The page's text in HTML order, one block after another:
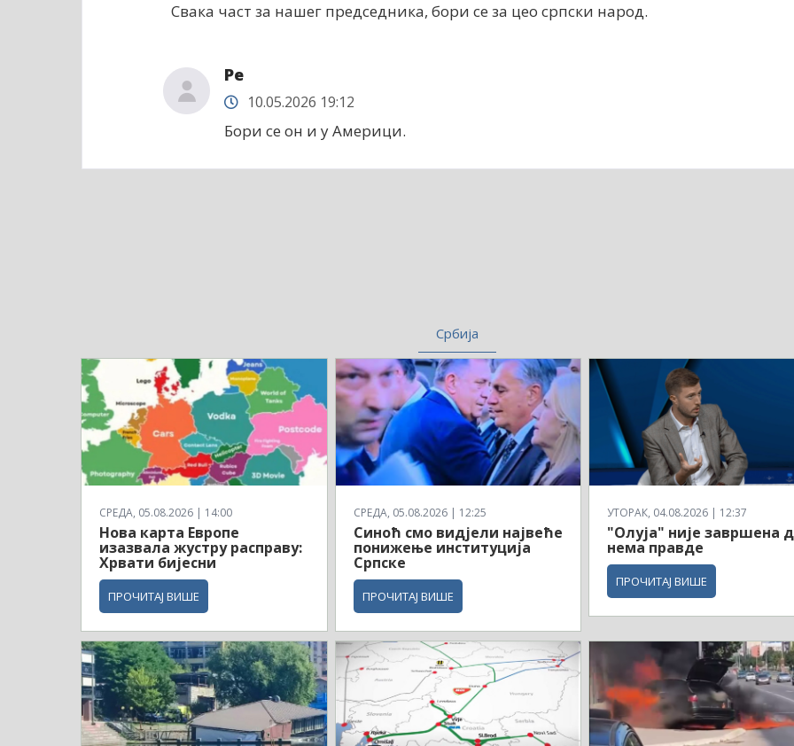
Свака част за нашег председника, бори се за цео српски народ.
Ре
10.05.2026 19:12
Бори се он и у Америци.
Србија
СРЕДА, 05.08.2026 | 14:00
Нова карта Европе
изазвала жустру расправу:
Хрвати бијесни
ПРОЧИТАЈ ВИШЕ
СРЕДА, 05.08.2026 | 12:25
Синоћ смо видјели највеће
понижење институција
Српске
ПРОЧИТАЈ ВИШЕ
УТОРАК, 04.08.2026 | 12:37
"Олуја" није завршена
нема правде
ПРОЧИТАЈ ВИШЕ